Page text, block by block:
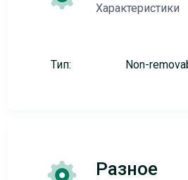
Характеристики
Тип: Non-
Разное